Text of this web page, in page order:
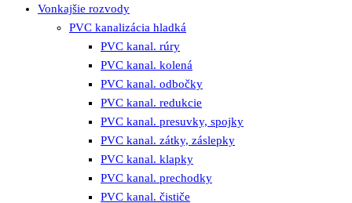
Vonkajšie rozvody
PVC kanalizácia hladká
PVC kanal. rúry
PVC kanal. kolená
PVC kanal. odbočky
PVC kanal. redukcie
PVC kanal. presuvky, spojky
PVC kanal. zátky, záslepky
PVC kanal. klapky
PVC kanal. prechodky
PVC kanal. čističe